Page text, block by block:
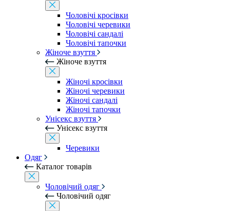
Чоловічі кросівки
Чоловічі черевики
Чоловічі сандалі
Чоловічі тапочки
Жіноче взуття
Жіноче взуття
Жіночі кросівки
Жіночі черевики
Жіночі сандалі
Жіночі тапочки
Унісекс взуття
Унісекс взуття
Черевики
Одяг
Каталог товарів
Чоловічий одяг
Чоловічий одяг